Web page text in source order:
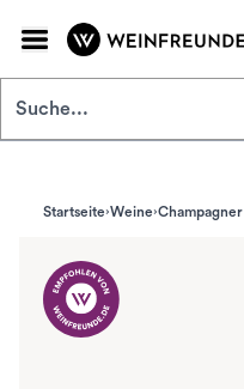
Startseite Weine Champagner